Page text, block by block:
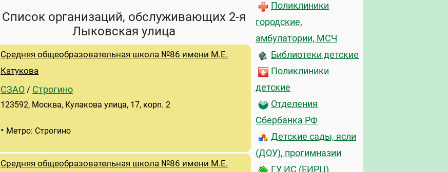
Список организаций, обслуживающих 2-я
Лыковская улица
Cредняя общеобразовательная школа №86 имени М.Е.
Катукова
СЗАО / Строгино
123592, Москва, Кулакова улица, 17, корп. 2
• Метро: Строгино
Cредняя общеобразовательная школа №86 имени М.Е.
Поликлиники
городские,
амбулатории, МСЧ
Библиотеки детские
Поликлиники
детские
Отделения
Сбербанка РФ
Детские сады, ясли
(ДОУ), прогимназии
ГУ ИС (ЕИРЦ)